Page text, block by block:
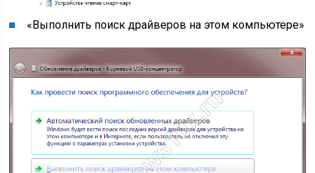
«Выполнить поиск драйверов на этом компьютере»